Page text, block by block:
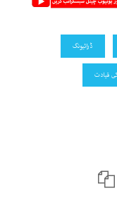
ڈرائیونگ
قیادت